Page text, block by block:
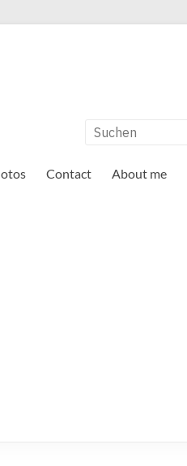
Contact About me